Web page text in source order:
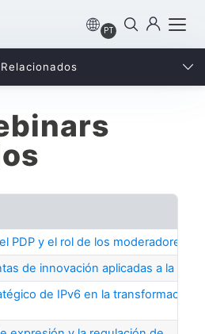
PT
PDP y el rol de los moderadores
de innovación aplicadas a la vida
de IPv6 en la transformación